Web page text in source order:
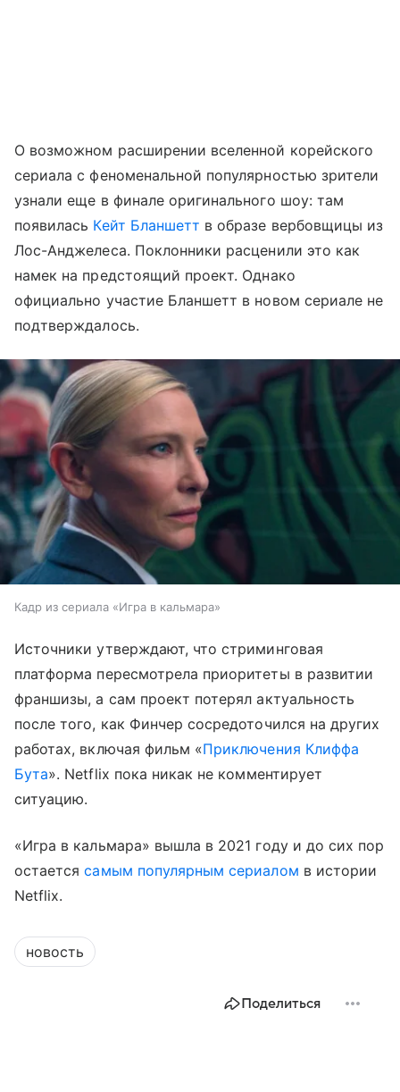
О возможном расширении вселенной корейского
сериала с феноменальной популярностью зрители
узнали еще в финале оригинального шоу: там
появилась Кейт Бланшетт в образе вербовщицы из
Лос-Анджелеса. Поклонники расценили это как
намек на предстоящий проект. Однако
официально участие Бланшетт в новом сериале не
подтверждалось.
Кадр из сериала «Игра в кальмара»
Источники утверждают, что стриминговая
платформа пересмотрела приоритеты в развитии
франшизы, а сам проект потерял актуальность
после того, как Финчер сосредоточился на других
работах, включая фильм «Приключения Клиффа
Бута». Netflix пока никак не комментирует
ситуацию.
«Игра в кальмара» вышла в 2021 году и до сих пор
остаетсясамым популярным сериалом в истории
Netflix.
новость
Поделиться